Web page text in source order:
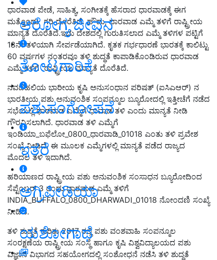
ಆರೋಗ್ಯ ಜೀವನ
ತೋಟಗಾರಿಕೆ
ಪಶುಸಂಗೋಪನೆ
ಇತರೆ
ಅಗ್ರಿಪೀಡಿಯಾ
ಯಶೋಗಾಥೆ
ಧಾರವಾಡ ಪೇಡೆ, ಸಾಹಿತ್ಯ, ಸಂಗೀತಕ್ಕೆ ಹೆಸರಾದ ಧಾರವಾಡಕ್ಕೆ ಈಗ
ಮತ್ತೊಂದು ಗರಿ ದೊರೆತಿದೆ. ಹೌದು, ಧಾರವಾಡ ಎಮ್ಮೆ ತಳಿಗೆ ರಾಷ್ಟ್ರೀಯ
ಮಾನ್ಯತೆ ದೊರೆತಿದೆ.ಇದು ದೇಶದಲ್ಲಿ ಗುರುತಿಸಲಾದ ಎಮ್ಮೆ ತಳಿಗಳ ಪಟ್ಟಿಗೆ
18ನೇ ತಳಿಯಾಗಿ ಸೇರ್ಪಡೆಯಾಗಿದೆ. ಕೃತಕ ಗರ್ಭಧಾರಣೆ ಭಾರತಕ್ಕೆ ಕಾಲಿಟ್ಟು
60 ವರ್ಷಗಳ ನಂತರವೂ ತಳಿ ಶುದ್ಧತೆ ಕಾಪಾಡಿಕೊಂಡಿರುವ ಧಾರವಾಡ
ಎಮ್ಮೆ ತಳಿಗೆ ರಾಷ್ಟ್ರೀಯ ಮಾನ್ಯತೆ ದೊರೆತಿದೆ.
ನವದೆಹಲಿಯ ಭಾರೀಯ ಕೃಷಿ ಅನುಸಂಧಾನ ಪರಿಷತ್ (ಐಸಿಎಆರ್) ನ
ಭಾರತೀಯ ಪಶು ಅನುವಂಶಿಕ ಸಂಪನ್ಮೂಲ ಬ್ಯೂರೋದಲ್ಲಿ ಇತ್ತೀಚೆಗೆ ನಡೆದ
ಸಭೆಯಲ್ಲಿ ಧಾರವಾಡ ಎಮ್ಮೆಗೆ ಧಾವಾಡ ತಳಿ ಎಂದು ಮಾನ್ಯತೆ ನೀಡಿ
ಗೌರವಿಸಲಾಗಿದೆ. ಧಾರವಾಡ ತಳಿ ಎಮ್ಮೆಗೆ
ಇಂಡಿಯಾ_ಬಫೆಲೋ_0800_ಧಾರವಾಡಿ_01018 ಎಂತು ತಳಿ ಪ್ರವೇಶ
ಸಂಖ್ಯೆ ನೀಡಿದೆ. ಈ ಮೂಲಕ ಎಮ್ಮೆಗಳಲ್ಲಿ ಮಾನ್ಯತೆ ಪಡೆದ ರಾಜ್ಯದ
ಮೊದಲ ತಳಿ ಇದಾಗಿದೆ.
ಹರಿಯಾಣದ ರಾಷ್ಟ್ರೀಯ ಪಶು ಅನುವಂಶಿಕ ಸಂಸಾಧನ ಬ್ಯೂರೋದಿಂದ
ಸೆಪ್ಟೆಂಬರ್ 3 ರಂದು ಧಾರವಾಡ ಎಮ್ಮೆ ತಳಿಗೆ
INDIA_BUFFALO_0800_DHARWADI_01018 ನೋಂದಣಿ ಸಂಖ್ಯೆ
ನೀಡಿದೆ.
ತಳಿ ಶುದ್ಧತೆ ಕುರಿತು 2017 ರಲ್ಲಿ ಪಶು ವಂಶವಾಹಿ ಸಂಪನ್ಮೂಲ
ಸಂರಕ್ಷಣೆಯ ರಾಷ್ಟ್ರೀಯ ಸಂಸ್ಥೆ ಹಾಗೂ ಕೃಷಿ ವಿಶ್ವವಿದ್ಯಾಲಯದ ಪಶು
ವಿಜ್ಞಾನ ವಿಭಾಗದ ಸಹಯೋಗದಲ್ಲಿ ಸಂಶೋಧನೆ ನಡೆಸಿ ತಳಿ ಶುದ್ಧತೆ